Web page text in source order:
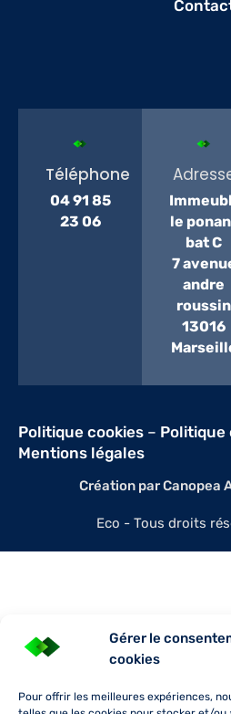
Gérer le
cookies
Pour offrir les meilleures expériences,
Téléphone
04 91 85
23 06
le
bat C
7
andre
roussin
13016
Politique cookies –
Mentions légales
Création par Canopea
Eco - Tous droits